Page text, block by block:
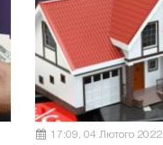
17:09, 04 Лютого 2022